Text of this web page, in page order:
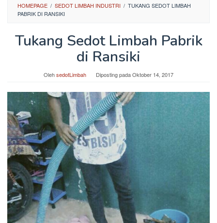
HOMEPAGE / SEDOT LIMBAH INDUSTRI / TUKANG SEDOT LIMBAH
PABRIK DI RANSIKI
Tukang Sedot Limbah Pabrik
di Ransiki
OlehsedotLimbah Diposting padaOktober 14, 2017